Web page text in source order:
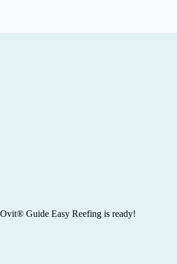
Guide Easy Reefing is ready!